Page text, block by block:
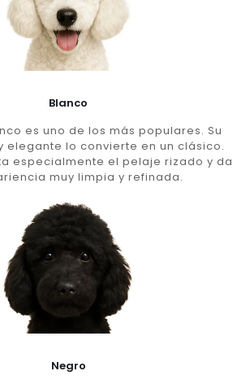
Blanco
es uno de los más populares. Su
elegante lo convierte en un clásico.
especialmente el pelaje rizado y da
muy limpia y refinada.
Negro